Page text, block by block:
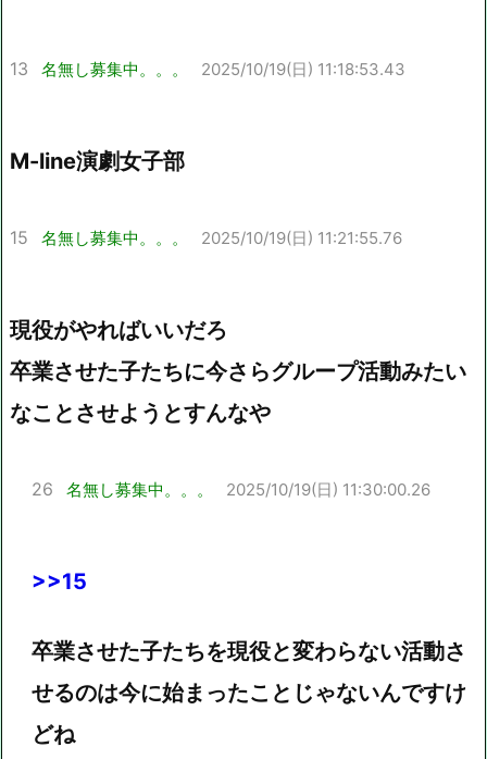
13 名無し募集中。。。 2025/10/19(日) 11:18:53.43
M-line演劇女子部
15 名無し募集中。。。 2025/10/19(日) 11:21:55.76
現役がやればいいだろ
卒業させた子たちに今さらグループ活動みたい
なことさせようとすんなや
26 名無し募集中。。。 2025/10/19(日) 11:30:00.26
>>15
卒業させた子たちを現役と変わらない活動さ
せるのは今に始まったことじゃないんですけ
どね